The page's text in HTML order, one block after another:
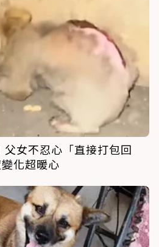
女不忍心「直接打包回
化超暖心